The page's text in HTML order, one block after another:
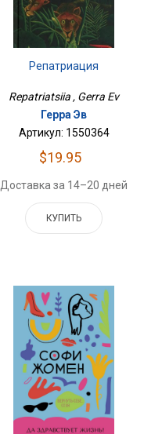
Репатриация
Repatriatsiia , Gerra Ev
Герра Эв
Артикул: 1550364
$19.95
Доставка за 14–20 дней
КУПИТЬ